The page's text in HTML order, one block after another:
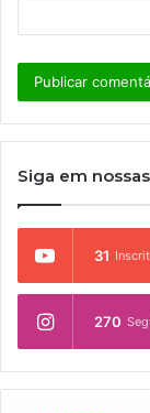
Siga em
31
270